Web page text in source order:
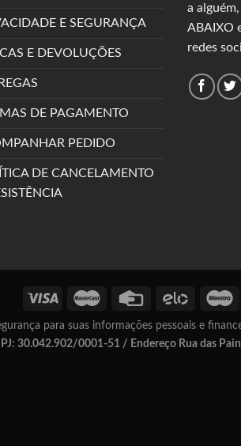
E SEGURANÇA
E DEVOLUÇÕES
DE PAGAMENTO
PEDIDO
DE CANCELAMENTO
a
ABAIXO
redes
para suas informações pessoais e
30.042.902/0001-51 / Endereço Rua das